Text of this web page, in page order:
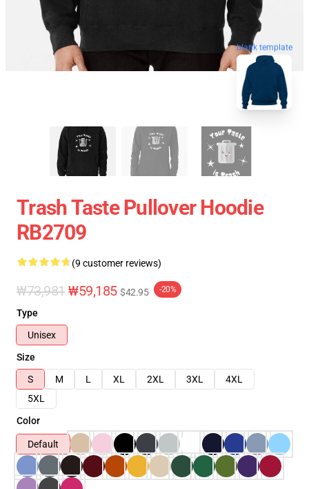
blank template
Trash Taste Pullover Hoodie
RB2709
(9 customer reviews)
₩73,981 ₩59,185 $42.95 -20%
Type
Unisex
Size
S
M L XL 2XL 3XL
4XL
5XL
Color
Default